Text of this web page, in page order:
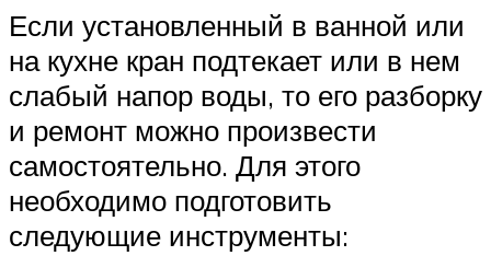
Если установленный в ванной или
на кухне кран подтекает или в нем
слабый напор воды, то его разборку
и ремонт можно произвести
самостоятельно. Для этого
необходимо подготовить
следующие инструменты: